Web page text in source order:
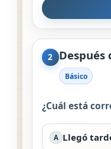
2 Después
Básico
¿Cuál está
A Llegó